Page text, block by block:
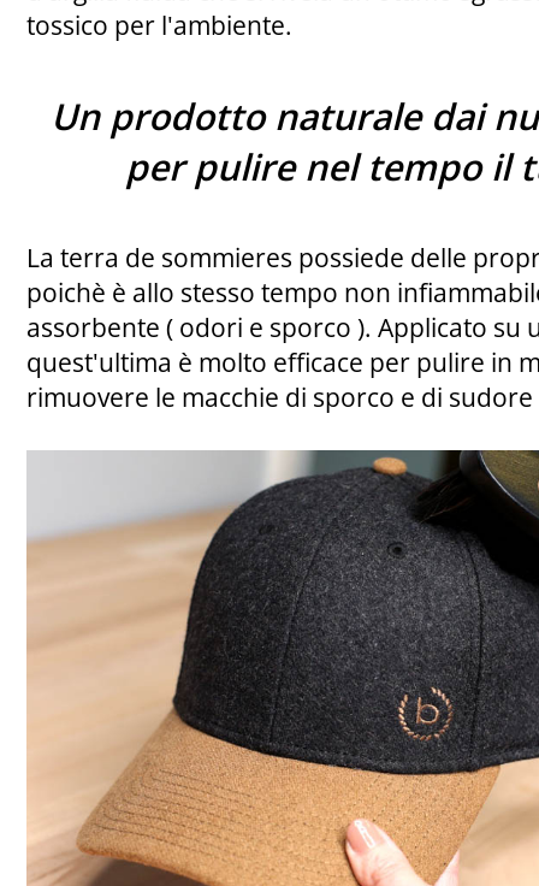
tossico per l'ambiente.
Un prodotto naturale dai
per pulire nel tempo il
La terra de sommieres possiede delle
poichè è allo stesso tempo non
assorbente ( odori e sporco ). Applicato su
quest'ultima è molto efficace per pulire in
rimuovere le macchie di sporco e di